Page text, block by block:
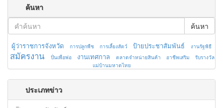
ค้นหา
ค้นหา
ผู้ว่าราชการจังหวัด การปลูกพืช การเลี้ยงสัตว์ ป้ายประชาสัมพันธ์ งานรัฐพิธี
สมัครงาน ปั่นเพื่อพ่อ งานเทศกาล ตลาดจำหน่ายสินค้า อาชีพเสริม
รับรางวัล
แม่บ้านมหาดไทย
ประเภทข่าว